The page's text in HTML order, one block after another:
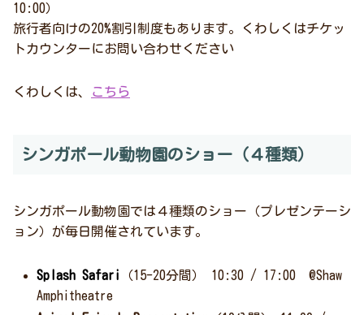
10:00）
旅行者向けの20%割引制度もあります。くわしくはチケッ
トカウンターにお問い合わせください
くわしくは、 こちら
シンガポール動物園のショー（４種類）
シンガポール動物園では４種類のショー（プレゼンテーシ
ョン）が毎日開催されています。
Splash Safari
（15-20分間） 10:30 / 17:00 @Shaw
Amphitheatre